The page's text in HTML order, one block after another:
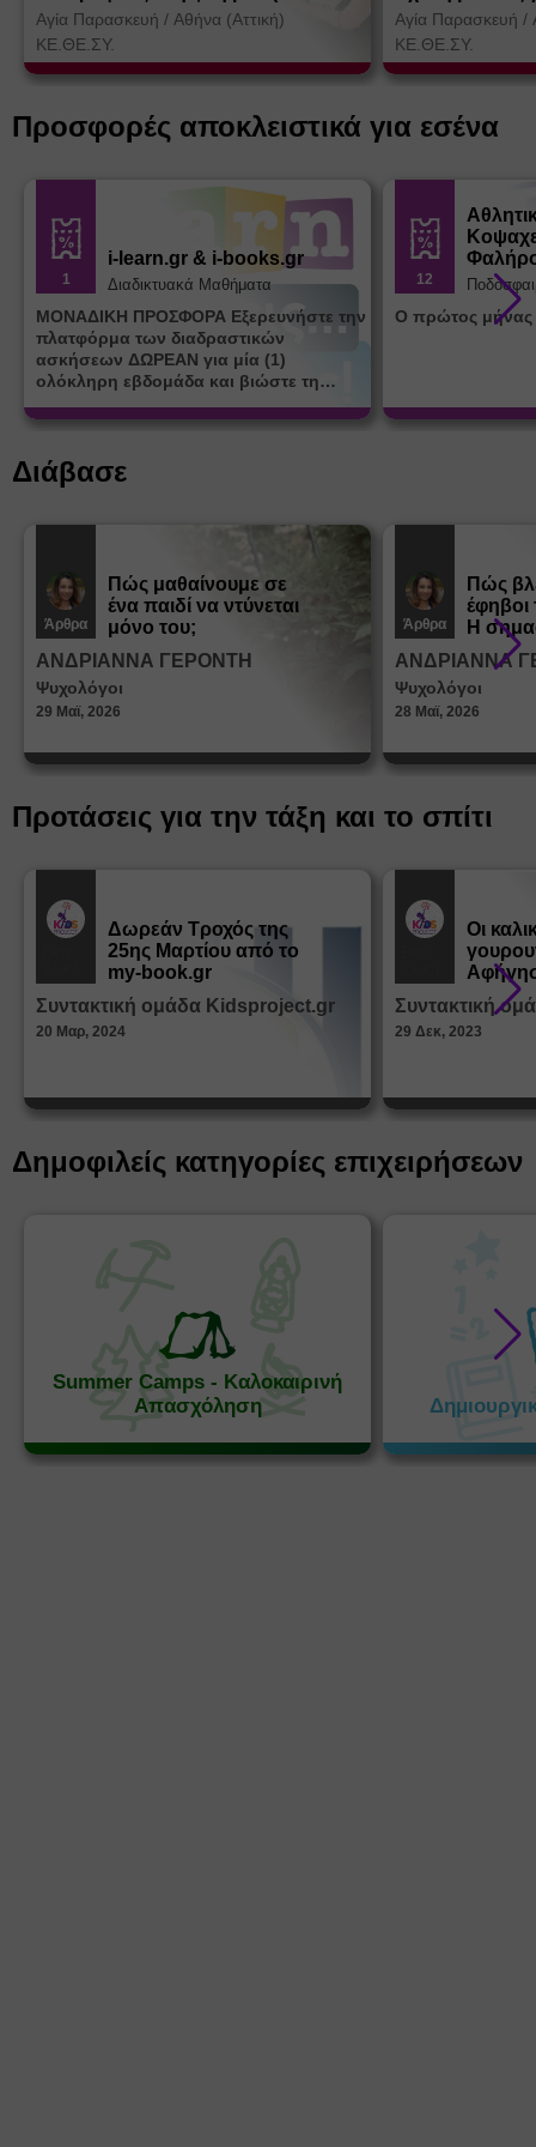
Θεσσαλονίκη)
Αγία Παρασκευή / Αθήνα (Αττική)
ΚΕ.ΘΕ.ΣΥ.
Αγία Παρασκευή /
ΚΕ.ΘΕ.ΣΥ.
Προσφορές αποκλειστικά για εσένα
1
i-learn.gr & i-books.gr
Διαδικτυακά Μαθήματα
ΜΟΝΑΔΙΚΗ ΠΡΟΣΦΟΡΑ Εξερευνήστε την
πλατφόρμα των διαδραστικών
ασκήσεων ΔΩΡΕΑΝ για μία (1)
ολόκληρη εβδομάδα και βιώστε τη
learn.gr* * Αφορά νέες εγγραφές
12
Ο πρώτος
Διάβασε
Άρθρα
Πώς μαθαίνουμε σε
ένα παιδί να ντύνεται
μόνο του;
ΑΝΔΡΙΑΝΝΑ ΓΕΡΟΝΤΗ
Ψυχολόγοι
29 Μαϊ, 2026
Άρθρα
Πώς
Η
στη
ΑΝΔΡΙΑΝΝΑ
Ψυχολόγοι
28 Μαϊ, 2026
Προτάσεις για την τάξη και το σπίτι
Δωρεάν Tροχός της
25ης Μαρτίου από το
my-book.gr
Συντακτική ομάδα Kidsproject.gr
20 Μαρ, 2024
Οι
από τα
Συντακτική
29 Δεκ, 2023
Δημοφιλείς κατηγορίες επιχειρήσεων
Summer Camps - Καλοκαιρινή
Απασχόληση